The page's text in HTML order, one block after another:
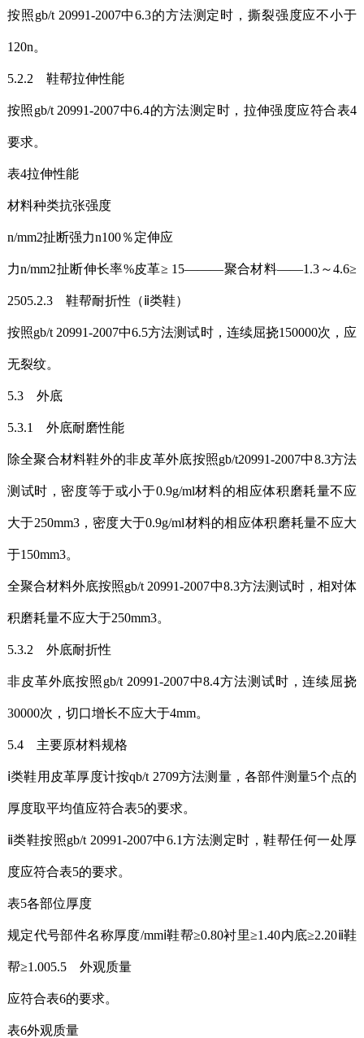
按照gb/t 20991-2007中6.3的方法测定时，撕裂强度应不小于
120n。
5.2.2 鞋帮拉伸性能
按照gb/t 20991-2007中6.4的方法测定时，拉伸强度应符合表4
要求。
表4拉伸性能
材料种类抗张强度
n/mm2扯断强力n100％定伸应
力n/mm2扯断伸长率%皮革≥ 15———聚合材料——1.3～4.6≥
2505.2.3 鞋帮耐折性（ⅱ类鞋）
按照gb/t 20991-2007中6.5方法测试时，连续屈挠150000次，应
无裂纹。
5.3 外底
5.3.1 外底耐磨性能
除全聚合材料鞋外的非皮革外底按照gb/t20991-2007中8.3方法
测试时，密度等于或小于0.9g/ml材料的相应体积磨耗量不应
大于250mm3，密度大于0.9g/ml材料的相应体积磨耗量不应大
于150mm3。
全聚合材料外底按照gb/t 20991-2007中8.3方法测试时，相对体
积磨耗量不应大于250mm3。
5.3.2 外底耐折性
非皮革外底按照gb/t 20991-2007中8.4方法测试时，连续屈挠
30000次，切口增长不应大于4mm。
5.4 主要原材料规格
ⅰ类鞋用皮革厚度计按qb/t 2709方法测量，各部件测量5个点的
厚度取平均值应符合表5的要求。
ⅱ类鞋按照gb/t 20991-2007中6.1方法测定时，鞋帮任何一处厚
度应符合表5的要求。
表5各部位厚度
规定代号部件名称厚度/mmⅰ鞋帮≥0.80衬里≥1.40内底≥2.20ⅱ鞋
帮≥1.005.5 外观质量
应符合表6的要求。
表6外观质量